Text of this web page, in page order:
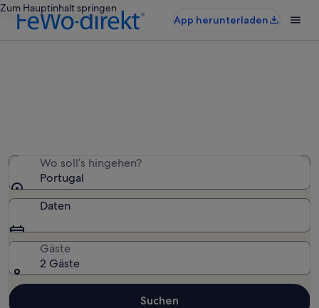
Zum Hauptinhalt springen
App herunterladen
Wo soll’s hingehen?
Portugal
Daten
Gäste
2 Gäste
Suchen